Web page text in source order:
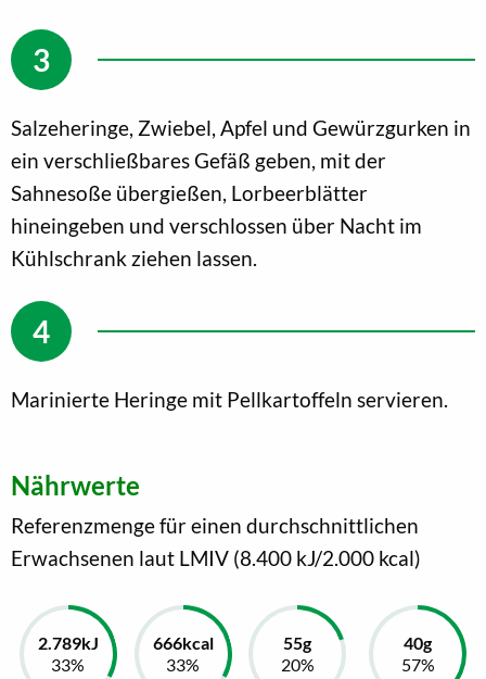
Salzeheringe, Zwiebel, Apfel und Gewürzgurken in
ein verschließbares Gefäß geben, mit der
Sahnesoße übergießen, Lorbeerblätter
hineingeben und verschlossen über Nacht im
Kühlschrank ziehen lassen.
Marinierte Heringe mit Pellkartoffeln servieren.
Nährwerte
Referenzmenge für einen durchschnittlichen
Erwachsenen laut LMIV (8.400 kJ/2.000 kcal)